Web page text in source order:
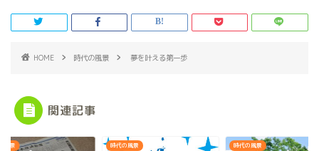
HOME 時代の風景 夢を叶える第一歩
関連記事
風景 時代の風景 時代の風景